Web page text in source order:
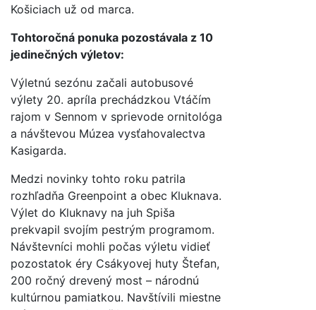
Košiciach už od marca.
Tohtoročná ponuka pozostávala z 10
jedinečných výletov:
Výletnú sezónu začali autobusové
výlety 20. apríla prechádzkou Vtáčím
rajom v Sennom v sprievode ornitológa
a návštevou Múzea vysťahovalectva
Kasigarda.
Medzi novinky tohto roku patrila
rozhľadňa Greenpoint a obec Kluknava.
Výlet do Kluknavy na juh Spiša
prekvapil svojím pestrým programom.
Návštevníci mohli počas výletu vidieť
pozostatok éry Csákyovej huty Štefan,
200 ročný drevený most – národnú
kultúrnou pamiatkou. Navštívili miestne